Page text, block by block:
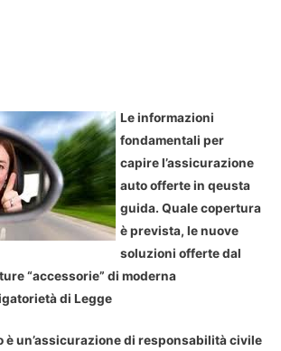
Le informazioni
fondamentali per
capire l’assicurazione
auto offerte in qeusta
guida. Quale copertura
è prevista, le nuove
soluzioni offerte dal
“accessorie” di moderna
di Legge
è un’assicurazione di responsabilità civile